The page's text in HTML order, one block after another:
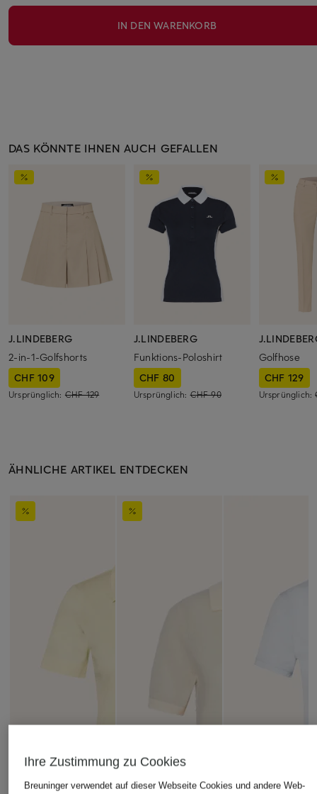
IN DEN WARENKORB
DAS KÖNNTE IHNEN AUCH GEFALLEN
J.LINDEBERG
2-in-1-Golfshorts
CHF 109
Ursprünglich: CHF 129
J.LINDEBERG
Funktions-Poloshirt
CHF 80
Ursprünglich:CHF 90
Golfhose
CHF 129
Ursprünglich:
ÄHNLICHE ARTIKEL ENTDECKEN
Ihre Zustimmung zu Cookies
Breuninger verwendet auf dieser Webseite Cookies und andere Web-